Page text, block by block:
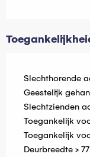
Slechthorende
Geestelijk
Slechtzienden
Toegankelijk
Toegankelijk
Deurbreedte >